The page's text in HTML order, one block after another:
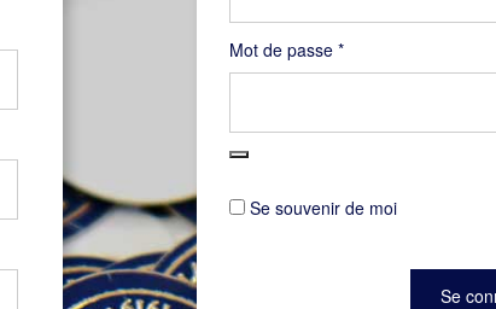
Mot de passe *Obligatoire
Se souvenir de moi
Se